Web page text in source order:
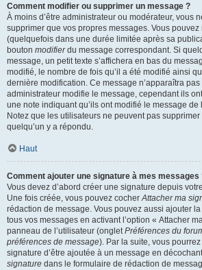
Comment modifier ou supprimer un message ?
À moins d’être administrateur ou modérateur, vous
supprimer que vos propres messages. Vous
(quelquefois dans une durée limitée après sa
bouton modifierdu message correspondant. Si
message, un petit texte s’affichera en bas du
modifié, le nombre de fois qu’il a été modifié ainsi
dernière modification. Ce message n’apparaîtra
administrateur modifie le message, cependant ils
une note indiquant qu’ils ont modifié le message
Notez que les utilisateurs ne peuvent pas
quelqu’un y a répondu.
Haut
Comment ajouter une signature à mes messages
Vous devez d’abord créer une signature depuis
Une fois créée, vous pouvez cocherAttacher ma
rédaction de message. Vous pouvez aussi ajouter
tous vos messages en activant l’option « Attacher
panneau de l’utilisateur (ongletPréférences du
préférences de message). Par la suite, vous
signature d’être ajoutée à un message en
signature dans le formulaire de rédaction de